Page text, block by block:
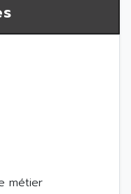
métier